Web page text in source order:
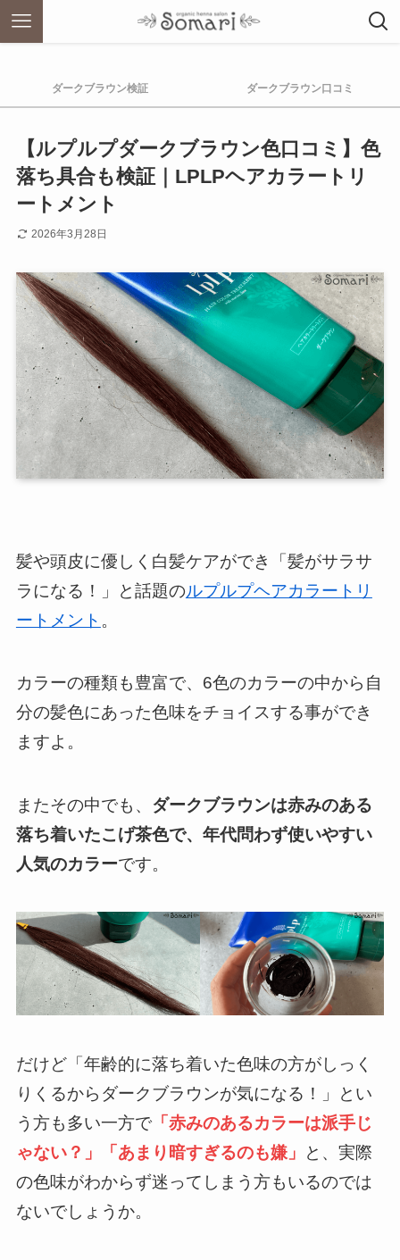
ダークブラウン検証 ダークブラウン口コミ
【ルプルプダークブラウン色口コミ】色
落ち具合も検証｜LPLPヘアカラートリ
ートメント
2026年3月28日
髪や頭皮に優しく白髪ケアができ「髪がサラサ
ラになる！」と話題のルプルプヘアカラートリ
ートメント 。
カラーの種類も豊富で、6色のカラーの中から自
分の髪色にあった色味をチョイスする事ができ
ますよ。
またその中でも、 ダークブラウンは赤みのある
落ち着いたこげ茶色で、年代問わず使いやすい
人気のカラーです。
だけど「年齢的に落ち着いた色味の方がしっく
りくるからダークブラウンが気になる！」とい
う方も多い一方で「赤みのあるカラーは派手じ
ゃない？」「あまり暗すぎるのも嫌」
と、実際
の色味がわからず迷ってしまう方もいるのでは
ないでしょうか。